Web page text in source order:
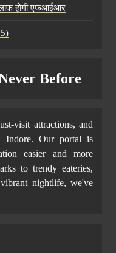
होगी एफआईआर
Before
visit attractions, and
Indore. Our portal is
easier and more
to trendy eateries,
nightlife, we've